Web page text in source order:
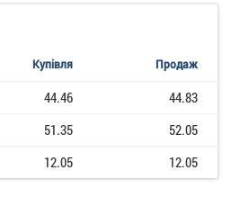
Купівля Продаж
44.46
44.83
51.35
52.05
12.05 12.05